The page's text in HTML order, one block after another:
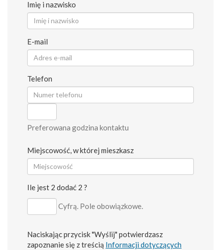
Imię i nazwisko
E-mail
Telefon
Preferowana godzina kontaktu
Miejscowość, w której mieszkasz
Ile jest 2 dodać 2 ?
Cyfrą. Pole obowiązkowe.
Naciskając przycisk "Wyślij" potwierdzasz
zapoznanie się z treścią Informacji dotyczących